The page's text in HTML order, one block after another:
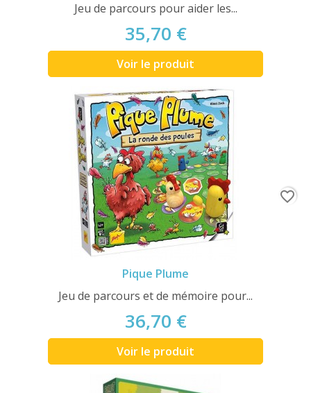
Jeu de parcours pour aider les...
35,70 €
Voir le produit
Pique Plume
Jeu de parcours et de mémoire pour...
36,70 €
Voir le produit
favorite_border